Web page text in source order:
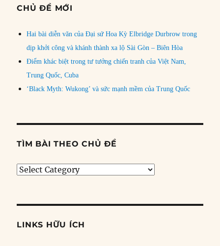
CHỦ ĐỀ MỚI
Hai bài diễn văn của Đại sứ Hoa Kỳ Elbridge Durbrow trong
dịp khởi công và khánh thành xa lộ Sài Gòn – Biên Hòa
Điểm khác biệt trong tư tưởng chiến tranh của Việt Nam,
Trung Quốc, Cuba
‘Black Myth: Wukong’ và sức mạnh mềm của Trung Quốc
TÌM BÀI THEO CHỦ ĐỀ
Tìm
đề
LINKS HỮU ÍCH